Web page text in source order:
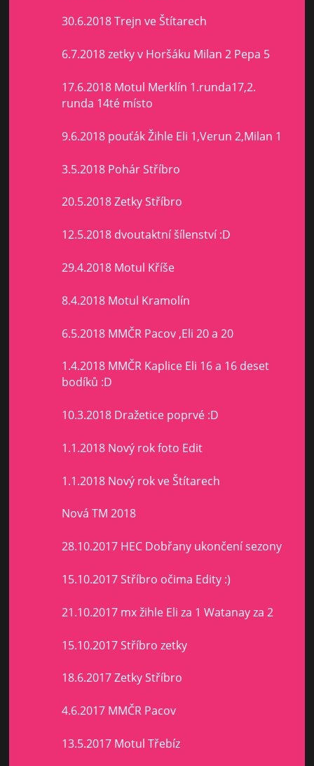
30.6.2018 Trejn ve Štítarech
6.7.2018 zetky v Horšáku Milan 2 Pepa 5
17.6.2018 Motul Merklín 1.runda17,2.
runda 14té místo
9.6.2018 pouťák Žihle Eli 1,Verun 2,Milan 1
3.5.2018 Pohár Stříbro
20.5.2018 Zetky Stříbro
12.5.2018 dvoutaktní šílenství :D
29.4.2018 Motul Kříše
8.4.2018 Motul Kramolín
6.5.2018 MMČR Pacov ,Eli 20 a 20
1.4.2018 MMČR Kaplice Eli 16 a 16 deset
bodíků :D
10.3.2018 Dražetice poprvé :D
1.1.2018 Nový rok foto Edit
1.1.2018 Nový rok ve Štítarech
Nová TM 2018
28.10.2017 HEC Dobřany ukončení sezony
15.10.2017 Stříbro očima Edity :)
21.10.2017 mx žihle Eli za 1 Watanay za 2
15.10.2017 Stříbro zetky
18.6.2017 Zetky Stříbro
4.6.2017 MMČR Pacov
13.5.2017 Motul Třebíz